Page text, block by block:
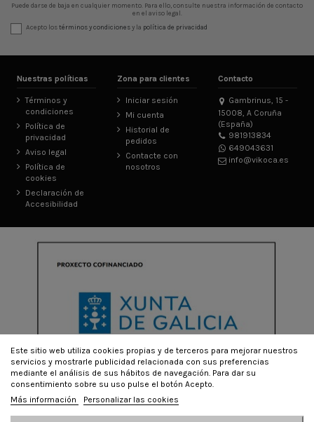
Puede darse de baja en cualquier momento. Para ello, consulte nuestra información de contacto
en el aviso legal.
Acepto lostérminos y condicionesy la política de privacidad
Nuestras políticas
Términos y
condiciones
Política de
privacidad
Aviso legal
Política de
cookies
Declaración de
Accesibilidad
Zona para clientes
Iniciar sesión
Mi cuenta
Historial de
pedidos
Contacte con
nosotros
Contacto
Gambrinus, 15 -
15008, A Coruña
(España)
981913834
649043631
info@vikoca.es
Este sitio web utiliza cookies propias y de terceros para mejorar nuestros
servicios y mostrarle publicidad relacionada con sus preferencias
mediante el análisis de sus hábitos de navegación. Para dar su
consentimiento sobre su uso pulse el botón Acepto.
Más información
Personalizar las cookies